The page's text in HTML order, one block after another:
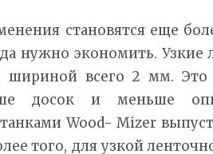
становятся еще
нужно экономить.
шириной всего 2 мм. Это
досок и меньше
Wood- Mizer
того, для узкой